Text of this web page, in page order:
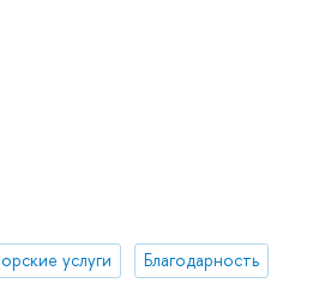
услуги
Благодарность